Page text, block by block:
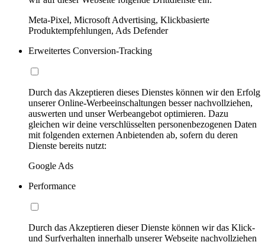
Meta-Pixel, Microsoft Advertising, Klickbasierte
Produktempfehlungen, Ads Defender
Erweitertes Conversion-Tracking
Durch das Akzeptieren dieses Dienstes können wir den Erfolg
unserer Online-Werbeeinschaltungen besser nachvollziehen,
auswerten und unser Werbeangebot optimieren. Dazu
gleichen wir deine verschlüsselten personenbezogenen Daten
mit folgenden externen Anbietenden ab, sofern du deren
Dienste bereits nutzt:
Google Ads
Performance
Durch das Akzeptieren dieser Dienste können wir das Klick-
und Surfverhalten innerhalb unserer Webseite nachvollziehen